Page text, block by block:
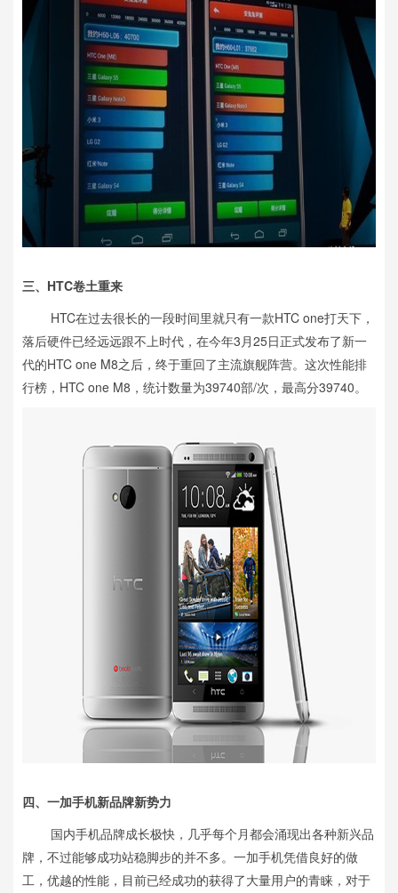
三、HTC卷土重来
HTC在过去很长的一段时间里就只有一款HTC one打天下，
落后硬件已经远远跟不上时代，在今年3月25日正式发布了新一
代的HTC one M8之后，终于重回了主流旗舰阵营。这次性能排
行榜，HTC one M8，统计数量为39740部/次，最高分39740。
四、一加手机新品牌新势力
国内手机品牌成长极快，几乎每个月都会涌现出各种新兴品
牌，不过能够成功站稳脚步的并不多。一加手机凭借良好的做
工，优越的性能，目前已经成功的获得了大量用户的青睐，对于